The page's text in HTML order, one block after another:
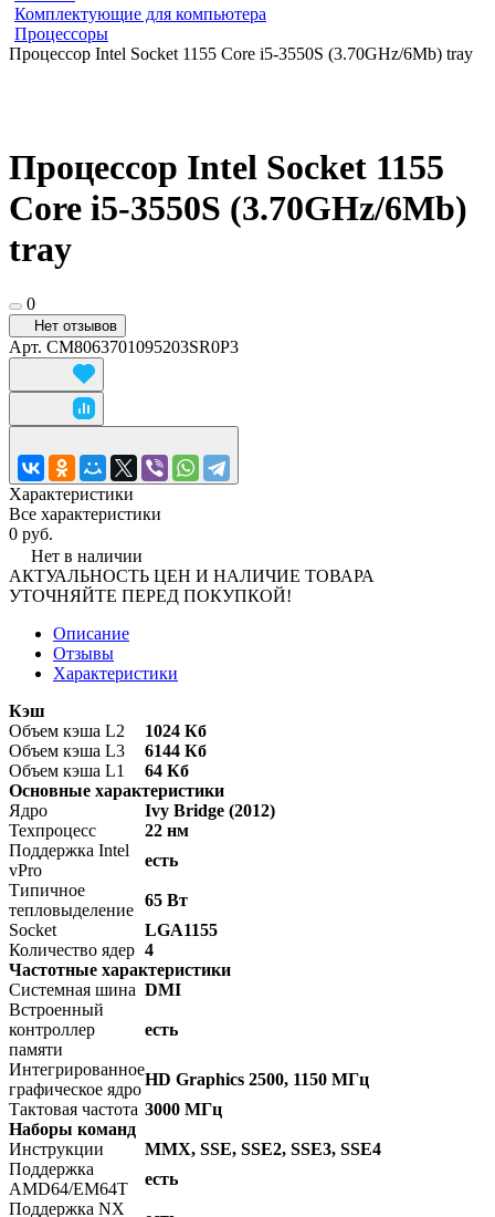
Комплектующие для компьютера
Процессоры
Процессор Intel Socket 1155 Core i5-3550S (3.70GHz/6Mb) tray
Процессор Intel Socket 1155
Core i5-3550S (3.70GHz/6Mb)
tray
0
Нет отзывов
Арт. CM8063701095203SR0P3
Характеристики
Все характеристики
0 руб.
Нет в наличии
АКТУАЛЬНОСТЬ ЦЕН И НАЛИЧИЕ ТОВАРА
УТОЧНЯЙТЕ ПЕРЕД ПОКУПКОЙ!
Описание
Отзывы
Характеристики
Кэш
Объем кэша L2
1024 Кб
Объем кэша L3
6144 Кб
Объем кэша L1
64 Кб
Основные характеристики
Ядро
Ivy Bridge (2012)
Техпроцесс
22 нм
Поддержка Intel
vPro
есть
Типичное
тепловыделение
65 Вт
Socket
LGA1155
Количество ядер 4
Частотные характеристики
Системная шина DMI
Встроенный
контроллер
памяти
есть
Интегрированное
графическое ядро
HD Graphics 2500, 1150 МГц
Тактовая частота 3000 МГц
Наборы команд
Инструкции
MMX, SSE, SSE2, SSE3, SSE4
Поддержка
AMD64/EM64T
есть
Поддержка NX